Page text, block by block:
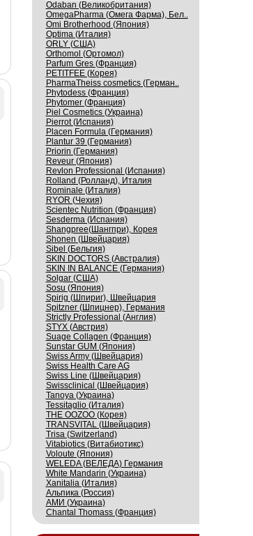
Odaban (Великобритания)
OmegaPharma (Омега Фарма), Бел..
Omi Brotherhood (Япония)
Optima (Италия)
ORLY (США)
Orthomol (Ортомол)
Parfum Gres (Франция)
PETITFEE (Корея)
PharmaTheiss cosmetics (Герман..
Phytodess (Франция)
Phytomer (Франция)
Piel Cosmetics (Украина)
Pierrot (Испания)
Placen Formula (Германия)
Plantur 39 (Германия)
Priorin (Германия)
Reveur (Япония)
Revlon Professional (Испания)
Rolland (Ролланд), Италия
Rominale (Италия)
RYOR (Чехия)
Scientec Nutrition (Франция)
Sesderma (Испания)
Shangpree(Шангпри), Корея
Shonen (Швейцария)
Sibel (Бельгия)
SKIN DOCTORS (Австралия)
SKIN IN BALANCE (Германия)
Solgar (США)
Sosu (Япония)
Spirig (Шпириг), Швейцария
Spitzner (Шпицнер), Германия
Strictly Professional (Англия)
STYX (Австрия)
Suage Collagen (Франция)
Sunstar GUM (Япония)
Swiss Army (Швейцария)
Swiss Health Care AG
Swiss Line (Швейцария)
Swissсlinical (Швейцария)
Tanoya (Украина)
Tessitaglio (Италия)
THE OOZOO (Корея)
TRANSVITAL (Швейцария)
Trisa (Switzerland)
Vitabiotics (Витабиотикс)
Voloute (Япония)
WELEDA (ВЕЛЕДА) Германия
White Mandarin (Украина)
Xanitalia (Италия)
Альпика (Россия)
АМИ (Украина)
Сhantal Thomass (Франция)